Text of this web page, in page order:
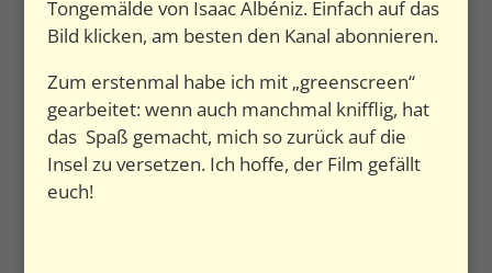
Tongemälde von Isaac Albéniz. Einfach auf das
Bild klicken, am besten den Kanal abonnieren.
Zum erstenmal habe ich mit „greenscreen“
gearbeitet: wenn auch manchmal knifflig, hat
das Spaß gemacht, mich so zurück auf die
Insel zu versetzen. Ich hoffe, der Film gefällt
euch!